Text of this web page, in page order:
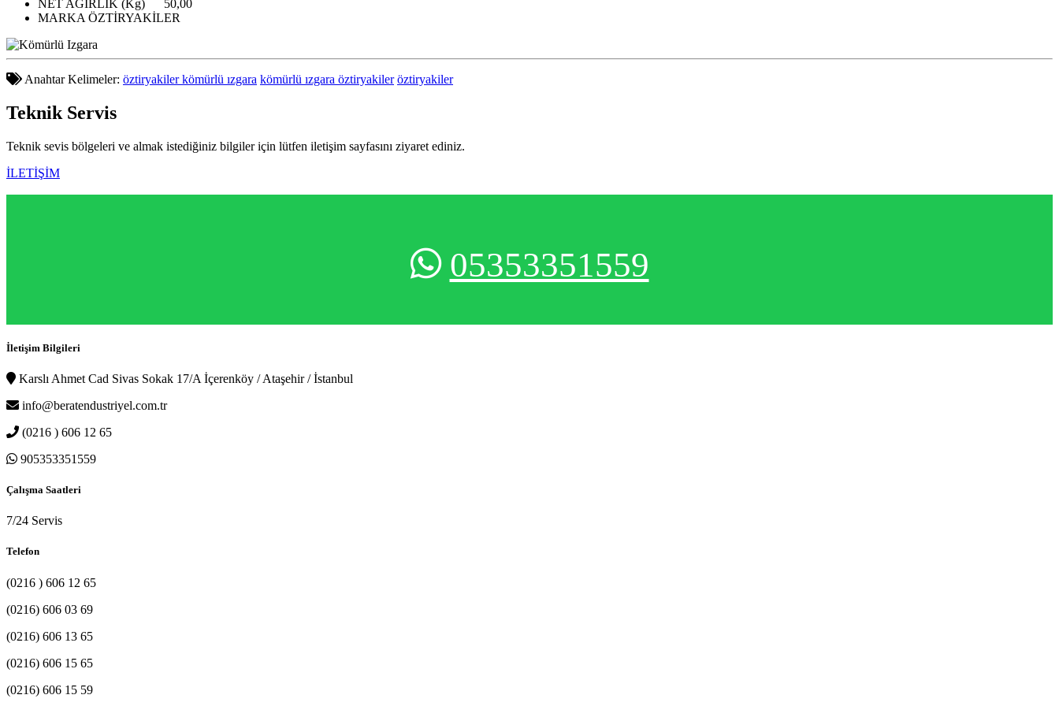
NET AĞIRLIK (Kg)
50,00
MARKA ÖZTİRYAKİLER
Anahtar Kelimeler: öztiryakiler kömürlü ızgara kömürlü ızgara öztiryakiler öztiryakiler
Teknik Servis
Teknik sevis bölgeleri ve almak istediğiniz bilgiler için lütfen iletişim sayfasını ziyaret ediniz.
İLETİŞİM
05353351559
İletişim Bilgileri
Karslı Ahmet Cad Sivas Sokak 17/A İçerenköy / Ataşehir / İstanbul
info@beratendustriyel.com.tr
(0216 ) 606 12 65
905353351559
Çalışma Saatleri
7/24 Servis
Telefon
(0216 ) 606 12 65
(0216) 606 03 69
(0216) 606 13 65
(0216) 606 15 65
(0216) 606 15 59